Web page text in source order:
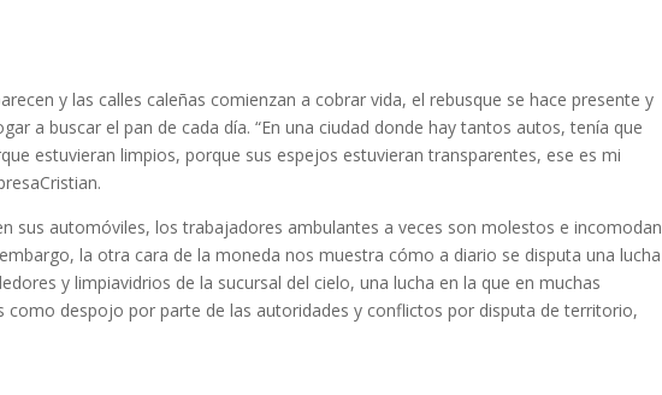
y las calles caleñas comienzan a cobrar vida, el rebusque se hace presente y
a buscar el pan de cada día. “En una ciudad donde hay tantos autos, tenía que
estuvieran limpios, porque sus espejos estuvieran transparentes, ese es mi
sus automóviles, los trabajadores ambulantes a veces son molestos e incomodan
la otra cara de la moneda nos muestra cómo a diario se disputa una lucha
y limpiavidrios de la sucursal del cielo, una lucha en la que en muchas
como despojo por parte de las autoridades y conflictos por disputa de territorio,